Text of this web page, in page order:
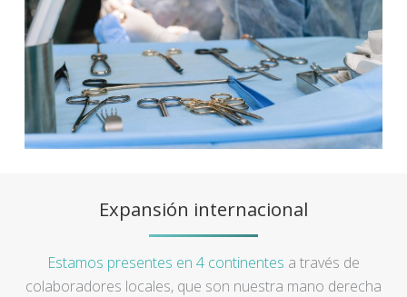
Expansión internacional
Estamos presentes en 4 continentes a través de
colaboradores locales, que son nuestra mano derecha